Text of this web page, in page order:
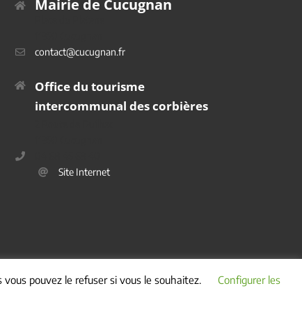
Mairie de Cucugnan
contact@cucugnan.fr
Office du tourisme
intercommunal des corbières
Site Internet
pouvez le refuser si vous le souhaitez.
Configurer les